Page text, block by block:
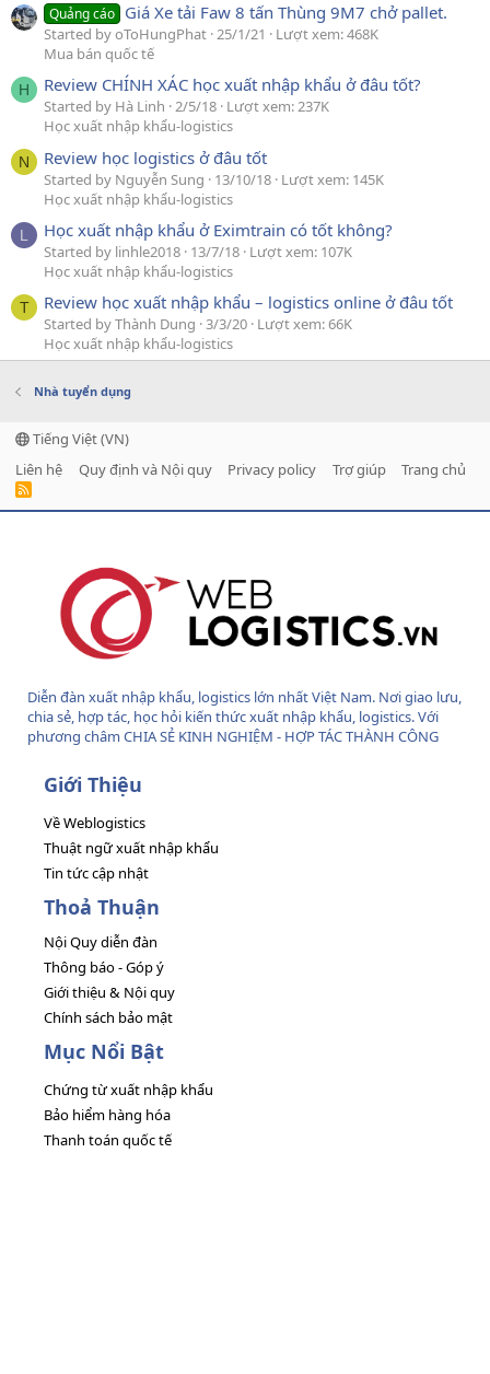
Quảng cáo Giá Xe tải Faw 8 tấn Thùng 9M7 chở pallet.
Started by oToHungPhat 25/1/21
Lượt xem: 468K
Mua bán quốc tế
H Review CHÍNH XÁC học xuất nhập khẩu ở đâu tốt?
Started by Hà Linh 2/5/18 Lượt xem: 237K
Học xuất nhập khẩu-logistics
N Review học logistics ở đâu tốt
Started by Nguyễn Sung 13/10/18 Lượt xem: 145K
Học xuất nhập khẩu-logistics
L Học xuất nhập khẩu ở Eximtrain có tốt không?
Started by linhle2018 13/7/18 Lượt xem: 107K
Học xuất nhập khẩu-logistics
T Review học xuất nhập khẩu – logistics online ở đâu tốt
Started by Thành Dung 3/3/20 Lượt xem: 66K
Học xuất nhập khẩu-logistics
Nhà tuyển dụng
Tiếng Việt (VN)
Liên hệ
Quy định và Nội quy Privacy policy Trợ giúp Trang chủ
R
Diễn đàn xuất nhập khẩu, logistics lớn nhất Việt Nam. Nơi giao lưu,
chia sẻ, hợp tác, học hỏi kiến thức xuất nhập khẩu, logistics. Với
phương châm CHIA SẺ KINH NGHIỆM - HỢP TÁC THÀNH CÔNG
Giới Thiệu
Về Weblogistics
Thuật ngữ xuất nhập khẩu
Tin tức cập nhật
Thoả Thuận
Nội Quy diễn đàn
Thông báo - Góp ý
Giới thiệu & Nội quy
Chính sách bảo mật
Mục Nổi Bật
Chứng từ xuất nhập khẩu
Bảo hiểm hàng hóa
Thanh toán quốc tế